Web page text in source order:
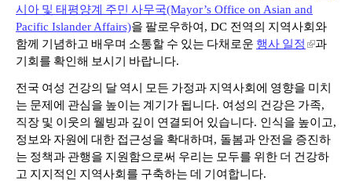
시아 및 태평양계 주민 사무국(Mayor’s Office on Asian and
Pacific Islander Affairs)을 팔로우하여 , DC 전역의 지역사회와
함께 기념하고 배우며 소통할 수 있는 다채로운 행사 일정
과
기회를 확인해 보시기 바랍니다.
전국 여성 건강의 달 역시 모든 가정과 지역사회에 영향을 미치
는 문제에 관심을 높이는 계기가 됩니다. 여성의 건강은 가족,
직장 및 이웃의 웰빙과 깊이 연결되어 있습니다. 인식을 높이고,
정보와 자원에 대한 접근성을 확대하며 , 돌봄과 안전을 증진하
는 정책과 관행을 지원함으로써 우리는 모두를 위한 더 건강하
고 지지적인 지역사회를 구축하는 데 기여합니다.